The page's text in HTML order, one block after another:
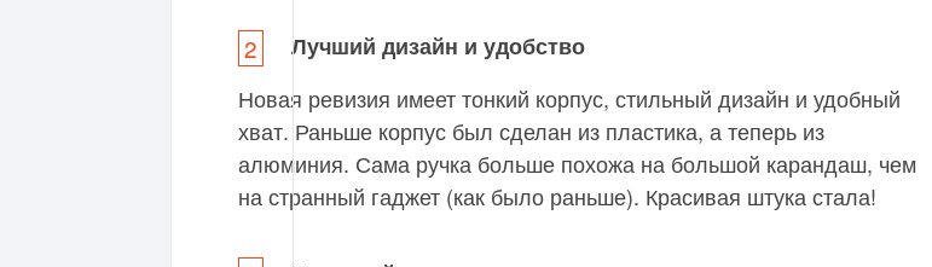
Лучший дизайн и удобство
Новая ревизия имеет тонкий корпус, стильный дизайн и удобный
хват. Раньше корпус был сделан из пластика, а теперь из
алюминия. Сама ручка больше похожа на большой карандаш, чем
на странный гаджет (как было раньше). Красивая штука стала!